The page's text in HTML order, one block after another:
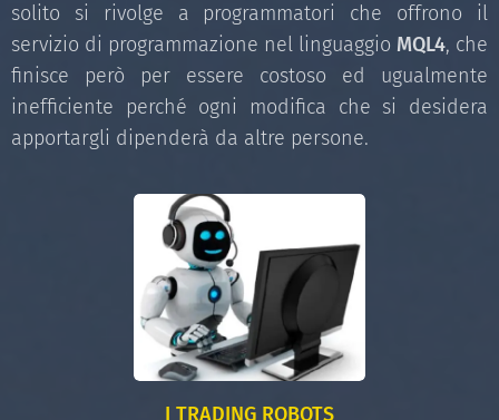
solito si rivolge a programmatori che offrono il
servizio di programmazione nel linguaggio MQL4, che
finisce però per essere costoso ed ugualmente
inefficiente perché ogni modifica che si desidera
apportargli dipenderà da altre persone.
I TRADING ROBOTS